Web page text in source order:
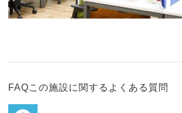
FAQこの施設に関するよくある質問